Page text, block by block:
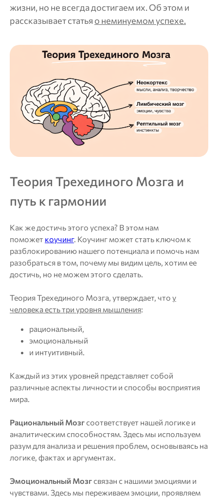
жизни, но не всегда достигаем их. Об этом и
рассказывает статья о неминуемом успехе.
Теория Трехединого Мозга и
путь к гармонии
Как же достичь этого успеха? В этом нам
поможет коучинг. Коучинг может стать ключом к
разблокированию нашего потенциала и помочь нам
разобраться в том, почему мы видим цель, хотим ее
достичь, но не можем этого сделать.
Теория Трехединого Мозга, утверждает, что у
человека есть три уровня мышления:
рациональный,
эмоциональный
и интуитивный.
Каждый из этих уровней представляет собой
различные аспекты личности и способы восприятия
мира.
Рациональный Мозгсоответствует нашей логике и
аналитическим способностям. Здесь мы используем
разум для анализа и решения проблем, основываясь на
логике, фактах и аргументах.
Эмоциональный Мозгсвязан с нашими эмоциями и
чувствами. Здесь мы переживаем эмоции, проявляем